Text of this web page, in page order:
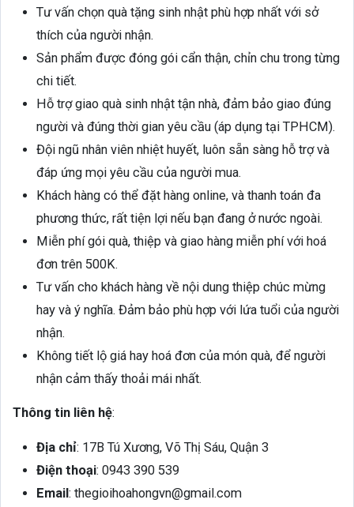
Tư vấn chọn quà tặng sinh nhật phù hợp nhất với sở
thích của người nhận.
Sản phẩm được đóng gói cẩn thận, chỉn chu trong từng
chi tiết.
Hỗ trợ giao quà sinh nhật tận nhà, đảm bảo giao đúng
người và đúng thời gian yêu cầu (áp dụng tại TPHCM).
Đội ngũ nhân viên nhiệt huyết, luôn sẵn sàng hỗ trợ và
đáp ứng mọi yêu cầu của người mua.
Khách hàng có thể đặt hàng online, và thanh toán đa
phương thức, rất tiện lợi nếu bạn đang ở nước ngoài.
Miễn phí gói quà, thiệp và giao hàng miễn phí với hoá
đơn trên 500K.
Tư vấn cho khách hàng về nội dung thiệp chúc mừng
hay và ý nghĩa. Đảm bảo phù hợp với lứa tuổi của người
nhận.
Không tiết lộ giá hay hoá đơn của món quà, để người
nhận cảm thấy thoải mái nhất.
Thông tin liên hệ:
Địa chỉ: 17B Tú Xương, Võ Thị Sáu, Quận 3
Điện thoại: 0943 390 539
Email: thegioihoahongvn@gmail.com